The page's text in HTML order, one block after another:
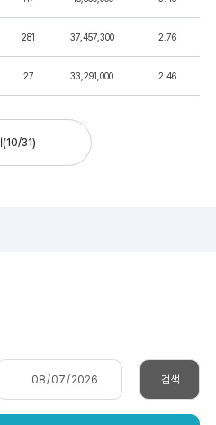
281 37,457,300 2.76
27 33,291,000 2.46
(10/31)
검색